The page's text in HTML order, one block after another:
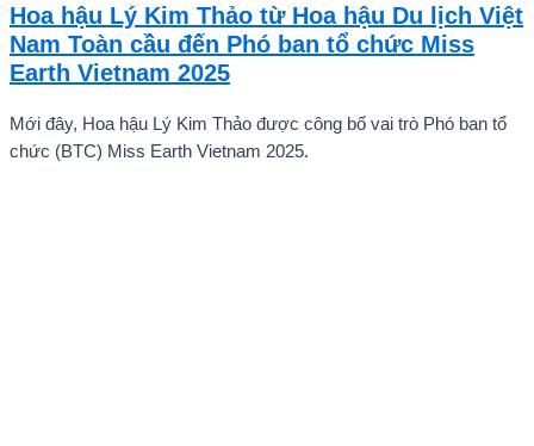
ấn tượng mạnh với giọng hát trữ tình sâu lắng, mang đậm hơi thở
quê hương.
Hoa hậu Lý Kim Thảo từ Hoa hậu Du lịch Việt
Nam Toàn cầu đến Phó ban tổ chức Miss
Earth Vietnam 2025
Mới đây, Hoa hậu Lý Kim Thảo được công bố vai trò Phó ban tổ
chức (BTC) Miss Earth Vietnam 2025.